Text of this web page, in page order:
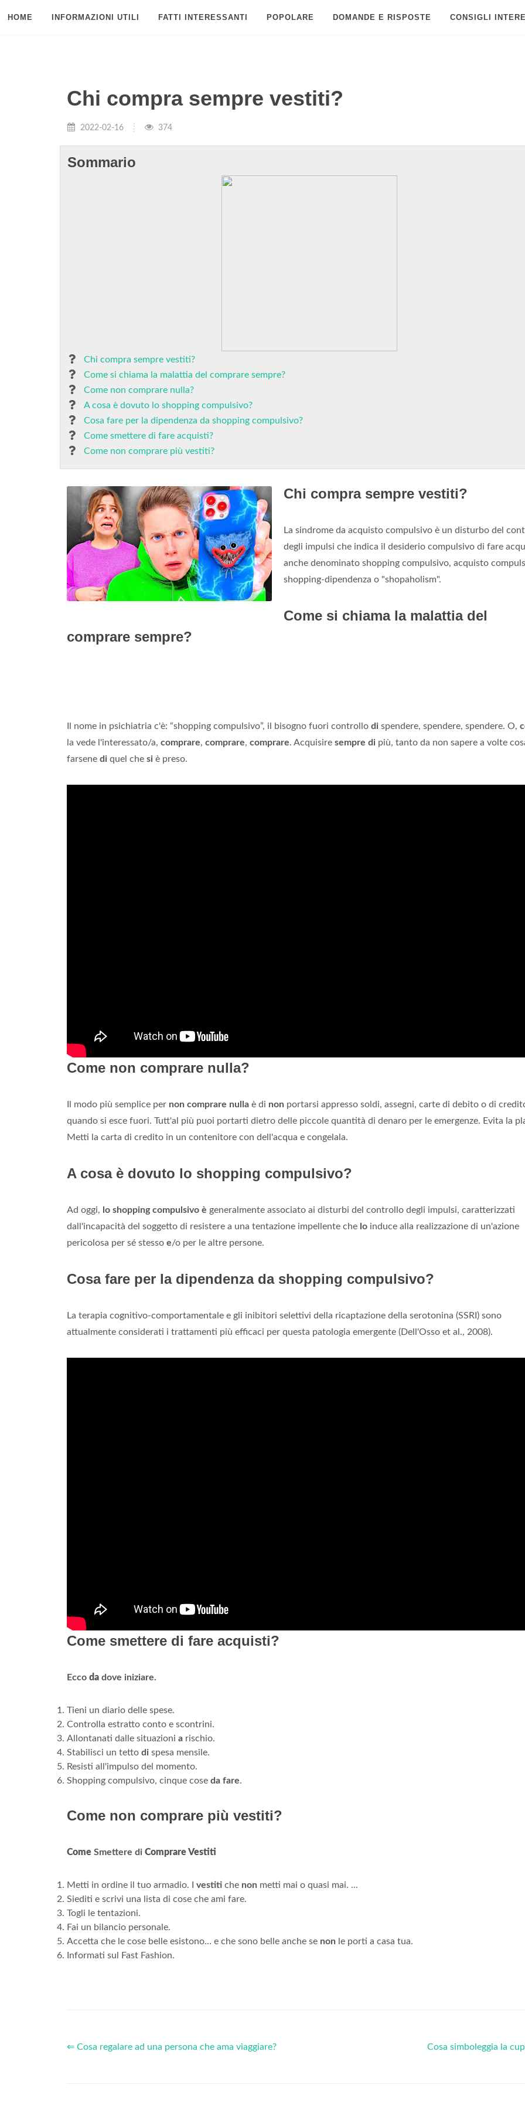
HOME INFORMAZIONI UTILI FATTI INTERESSANTI POPOLARE DOMANDE E RISPOSTE CONSIGLI
Chi compra sempre vestiti?
2022-02-16 374
Sommario
Chi compra sempre vestiti?
Come si chiama la malattia del comprare sempre?
Come non comprare nulla?
A cosa è dovuto lo shopping compulsivo?
Cosa fare per la dipendenza da shopping compulsivo?
Come smettere di fare acquisti?
Come non comprare più vestiti?
Chi compra sempre vestiti?
La sindrome da acquisto compulsivo è un disturbo del
degli impulsi che indica il desiderio compulsivo di fare
anche denominato shopping compulsivo, acquisto
shopping-dipendenza o "shopaholism".
Come si chiama la malattia del
comprare sempre?
Il nome in psichiatria c'è: “shopping compulsivo”, il bisogno fuori controllo di spendere, spendere, spendere. O,
la vede l'interessato/a, comprare, comprare, comprare. Acquisire sempre di più, tanto da non sapere a volte
farsene di quel che si è preso.
Come non comprare nulla?
Il modo più semplice per non comprare nulla è di non portarsi appresso soldi, assegni, carte di debito o di
quando si esce fuori. Tutt'al più puoi portarti dietro delle piccole quantità di denaro per le emergenze. Evita la
Metti la carta di credito in un contenitore con dell'acqua e congelala.
A cosa è dovuto lo shopping compulsivo?
Ad oggi, lo shopping compulsivo è generalmente associato ai disturbi del controllo degli impulsi, caratterizzati
dall'incapacità del soggetto di resistere a una tentazione impellente che lo induce alla realizzazione di un'azione
pericolosa per sé stesso e/o per le altre persone.
Cosa fare per la dipendenza da shopping compulsivo?
La terapia cognitivo-comportamentale e gli inibitori selettivi della ricaptazione della serotonina (SSRI) sono
attualmente considerati i trattamenti più efficaci per questa patologia emergente (Dell'Osso et al., 2008).
Come smettere di fare acquisti?
Ecco da dove iniziare.
Tieni un diario delle spese.
Controlla estratto conto e scontrini.
Allontanati dalle situazioni a rischio.
Stabilisci un tetto di spesa mensile.
Resisti all'impulso del momento.
Shopping compulsivo, cinque cose da fare.
Come non comprare più vestiti?
Come Smettere di Comprare Vestiti
Metti in ordine il tuo armadio. I vestiti che non metti mai o quasi mai. ...
Siediti e scrivi una lista di cose che ami fare.
Togli le tentazioni.
Fai un bilancio personale.
Accetta che le cose belle esistono… e che sono belle anche se non le porti a casa tua.
Informati sul Fast Fashion.
⇐ Cosa regalare ad una persona che ama viaggiare? Cosa simboleggia la